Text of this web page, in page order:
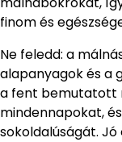
finom és
Ne feledd: a
alapanyagok és a
a fent bemutatott
mindennapokat,
sokoldalúságát.